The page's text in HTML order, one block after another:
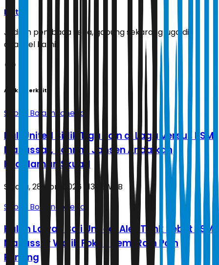
Ikuti
Jadilah pembaca setia, gabung sekarang juga di
channel kami!
Artikel Terkait
Sepak Bola Indonesia
Bali United Bidik Tiga Poin di Laga Versus PSM
Makassar, Johnny Jansen Andalkan
Kedalaman Skuad
Selasa, 28 April 2026 | 13.50 WIB
Sepak Bola Indonesia
Kalah Lawan Bali United, Alex Tank Sebut PSM
Makassar Wajib Fokus Demi Raih Poin
Penting